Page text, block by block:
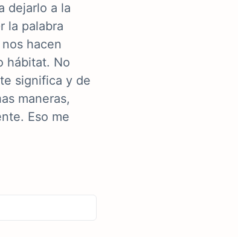
dejarlo a la
la palabra
hacen
hábitat. No
significa y de
maneras,
Eso me